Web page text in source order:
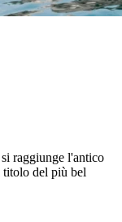
raggiunge l'antico
del più bel